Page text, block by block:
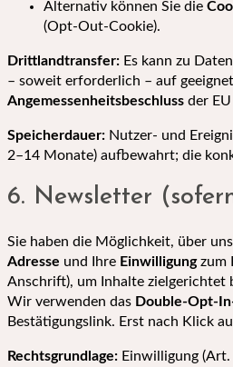
Alternativ können Sie die
(Opt-Out-Cookie).
Drittlandtransfer: Es kann zu
– soweit erforderlich – auf
Angemessenheitsbeschluss der
Speicherdauer: Nutzer- und
2–14 Monate) aufbewahrt; die
6. Newsletter
Sie haben die Möglichkeit, über
Adresse und Ihre Einwilligungzum
Anschrift), um Inhalte zielgerichtet
Wir verwenden das Double-Opt-
Bestätigungslink. Erst nach Klick
Rechtsgrundlage: Einwilligung